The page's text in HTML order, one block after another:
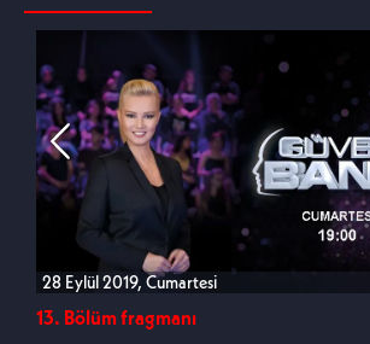
28 Eylül 2019, Cumartesi
13. Bölüm fragmanı